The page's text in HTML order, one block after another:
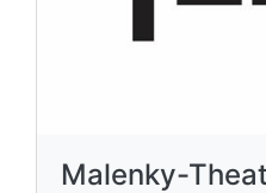
Malenky-